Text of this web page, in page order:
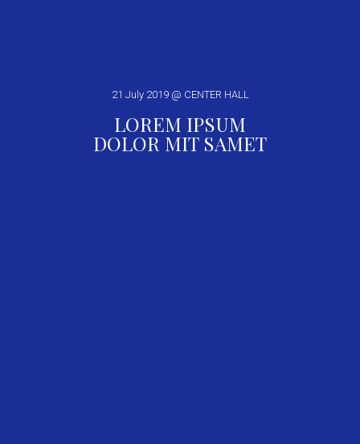
21 July 2019 @ CENTER HALL
LOREM IPSUM
DOLOR MIT SAMET